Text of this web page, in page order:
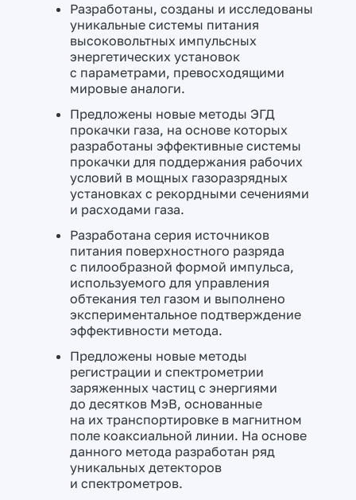
Разработаны, созданы и исследованы
уникальные системы питания
высоковольтных импульсных
энергетических установок
с параметрами, превосходящими
мировые аналоги.
Предложены новые методы ЭГД
прокачки газа, на основе которых
разработаны эффективные системы
прокачки для поддержания рабочих
условий в мощных газоразрядных
установках с рекордными сечениями
и расходами газа.
Разработана серия источников
питания поверхностного разряда
с пилообразной формой импульса,
используемого для управления
обтекания тел газом и выполнено
экспериментальное подтверждение
эффективности метода.
Предложены новые методы
регистрации и спектрометрии
заряженных частиц с энергиями
до десятков МэВ, основанные
на их транспортировке в магнитном
поле коаксиальной линии. На основе
данного метода разработан ряд
уникальных детекторов
и спектрометров.